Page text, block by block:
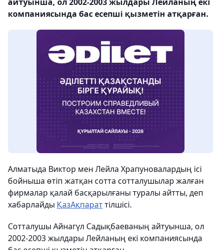
компаниясында бас есепші қызметін атқарған.
Алматыда Виктор мен Лейла Храпуновалардың ісі
бойныша өтіп жатқан сотта сотталушылар жалған
фирмалар қалай басқарылғаны туралы айтты, деп
хабарлайды ҚазАқпараттілшісі.
Сотталушы Айнагүл Садықбаеваның айтуынша, ол
2002-2003 жылдары Лейланың екі компаниясында